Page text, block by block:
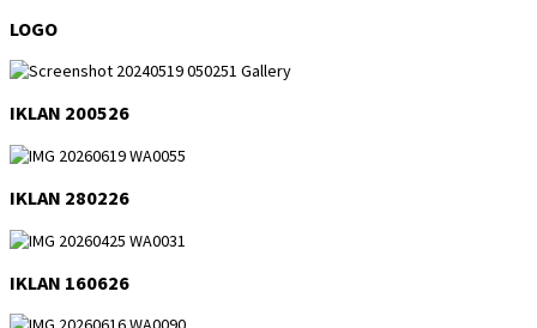
LOGO
IKLAN 200526
IKLAN 280226
IKLAN 160626